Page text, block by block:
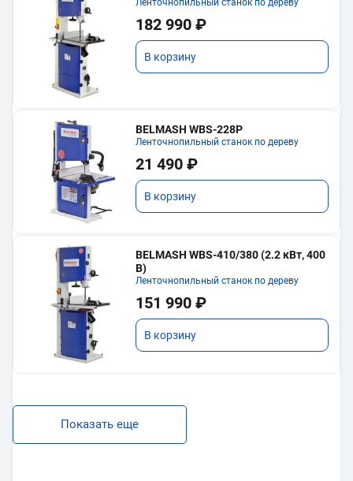
Ленточнопильный станок по дереву
182 990 ₽
В корзину
BELMASH WBS-228P
Ленточнопильный станок по дереву
21 490 ₽
В корзину
BELMASH WBS-410/380 (2.2 кВт, 400
В)
Ленточнопильный станок по дереву
151 990 ₽
В корзину
Показать еще